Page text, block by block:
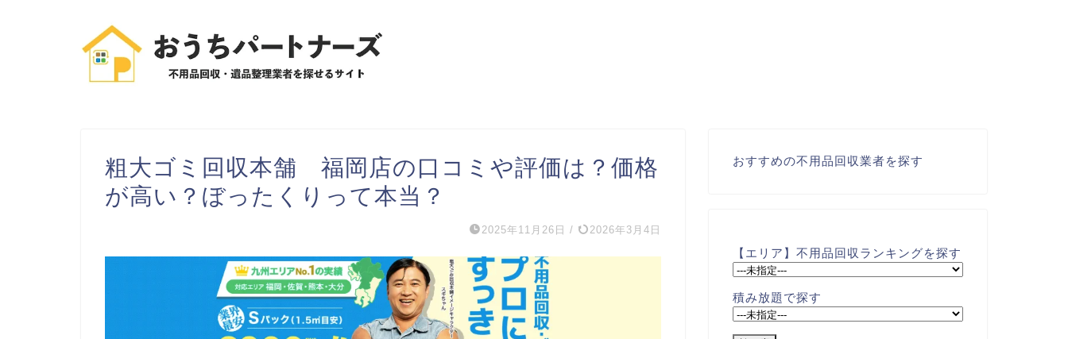
粗大ゴミ回収本舗 福岡店の口コミや評価は？価格
が高い？ぼったくりって本当？
2025年11月26日 / 2026年3月4日
おすすめの不用品回収業者を探す
【エリア】不用品回収ランキングを探す
積み放題で探す